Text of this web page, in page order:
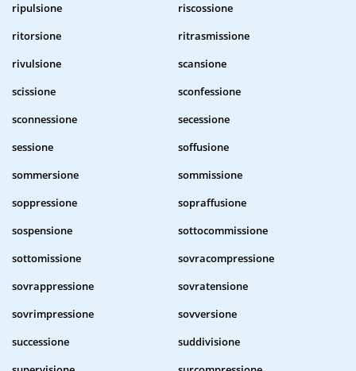
ripulsione
riscossione
ritorsione
ritrasmissione
rivulsione
scansione
scissione
sconfessione
sconnessione
secessione
sessione
soffusione
sommersione
sommissione
soppressione
sopraffusione
sospensione
sottocommissione
sottomissione
sovracompressione
sovrappressione
sovratensione
sovrimpressione
sovversione
successione
suddivisione